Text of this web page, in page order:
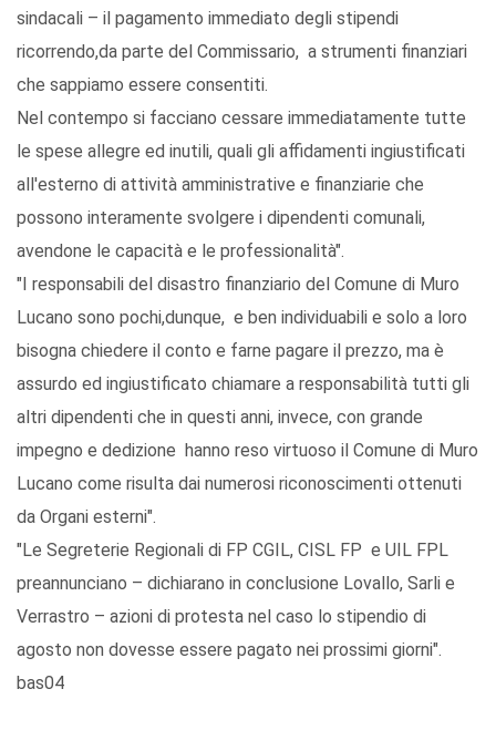
sindacali – il pagamento immediato degli stipendi
ricorrendo,da parte del Commissario, a strumenti finanziari
che sappiamo essere consentiti.
Nel contempo si facciano cessare immediatamente tutte
le spese allegre ed inutili, quali gli affidamenti ingiustificati
all'esterno di attività amministrative e finanziarie che
possono interamente svolgere i dipendenti comunali,
avendone le capacità e le professionalità".
"I responsabili del disastro finanziario del Comune di Muro
Lucano sono pochi,dunque, e ben individuabili e solo a loro
bisogna chiedere il conto e farne pagare il prezzo, ma è
assurdo ed ingiustificato chiamare a responsabilità tutti gli
altri dipendenti che in questi anni, invece, con grande
impegno e dedizione hanno reso virtuoso il Comune di Muro
Lucano come risulta dai numerosi riconoscimenti ottenuti
da Organi esterni".
"Le Segreterie Regionali di FP CGIL, CISL FP e UIL FPL
preannunciano – dichiarano in conclusione Lovallo, Sarli e
Verrastro – azioni di protesta nel caso lo stipendio di
agosto non dovesse essere pagato nei prossimi giorni".
bas04